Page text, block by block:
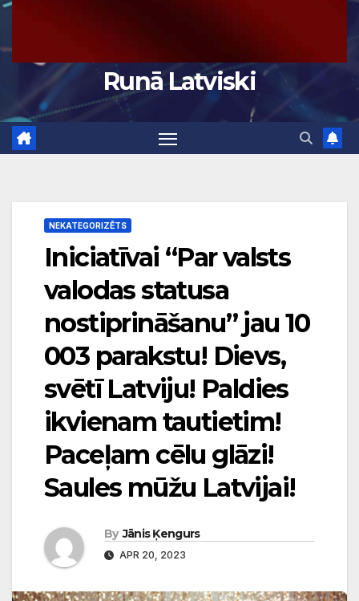
Runā Latviski
NEKATEGORIZĒTS
Iniciatīvai “Par valsts
valodas statusa
nostiprināšanu” jau 10
003 parakstu! Dievs,
svētī Latviju! Paldies
ikvienam tautietim!
Paceļam cēlu glāzi!
Saules mūžu Latvijai!
By Jānis Ķengurs
APR 20, 2023